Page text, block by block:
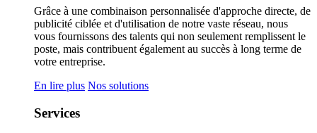
Grâce à une combinaison personnalisée d'approche directe, de
publicité ciblée et d'utilisation de notre vaste réseau, nous
vous fournissons des talents qui non seulement remplissent le
poste, mais contribuent également au succès à long terme de
votre entreprise.
En lire plus Nos solutions
Services